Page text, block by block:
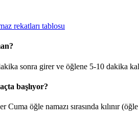
rekatları tablosu
sonra girer ve öğlene 5-10 dakika
başlıyor?
Cuma öğle namazı sırasında kılınır